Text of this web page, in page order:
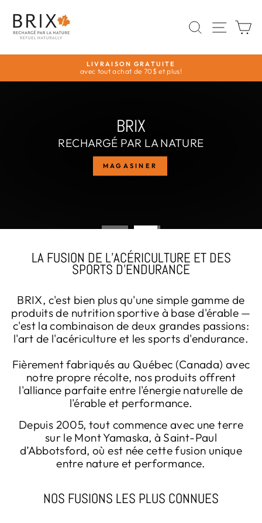
contenu
BRIX
RECHARGÉ
PAR
NATURE
Diaporama
LIVRAISON GRATUITE
avec tout achat de 70$ et plus!
BRIX
RECHARGÉ PAR LA NATURE
MAGASINER
LA FUSION DE L’ACÉRICULTURE ET DES
SPORTS D’ENDURANCE
BRIX, c'est bien plus qu'une simple gamme de
produits de nutrition sportive à base d'érable —
c'est la combinaison de deux grandes passions:
l'art de l'acériculture et les sports d'endurance.
Fièrement fabriqués au Québec (Canada) avec
notre propre récolte, nos produits offrent
l'alliance parfaite entre l'énergie naturelle de
l'érable et performance.
Depuis 2005, tout commence avec une terre
sur le Mont Yamaska, à Saint-Paul
d’Abbotsford, où est née cette fusion unique
entre nature et performance.
NOS FUSIONS LES PLUS CONNUES